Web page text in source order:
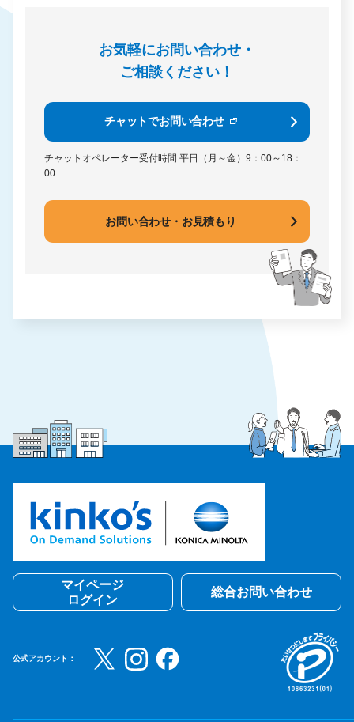
お気軽にお問い合わせ・
ご相談ください！
チャットでお問い合わせ
チャットオペレーター受付時間 平日（月～金）9：00～18：
00
お問い合わせ・お見積もり
マイページ
ログイン
総合お問い合わせ
公式アカウント：